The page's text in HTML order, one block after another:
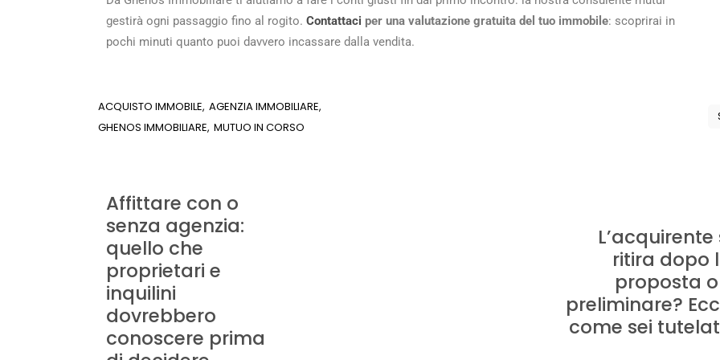
gestirà ogni passaggio fino al rogito. Contattaci per una valutazione gratuita del tuo immobile: scoprirai in
pochi minuti quanto puoi davvero incassare dalla vendita.
ACQUISTO IMMOBILE AGENZIA IMMOBILIARE
GHENOS IMMOBILIARE MUTUO IN CORSO
Affittare con o
senza agenzia:
quello che
proprietari e
inquilini
dovrebbero
conoscere prima
L’acquirente
ritira dopo
proposta
preliminare?
come sei